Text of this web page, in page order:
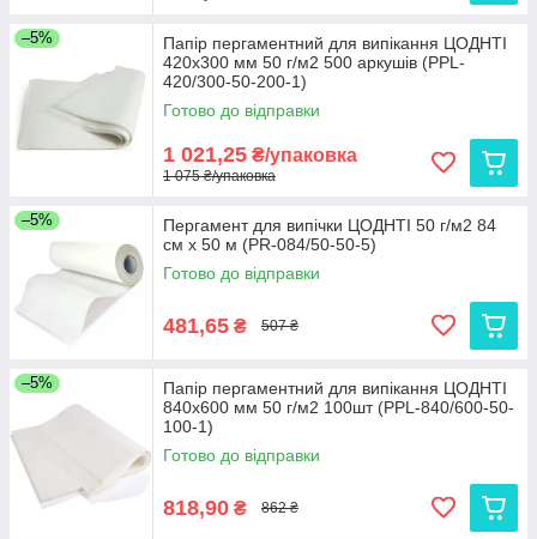
–5%
Папір пергаментний для випікання ЦОДНТІ
420x300 мм 50 г/м2 500 аркушів (PPL-
420/300-50-200-1)
Готово до відправки
1 021,25 ₴/упаковка
1 075 ₴/упаковка
–5%
Пергамент для випічки ЦОДНТІ 50 г/м2 84
см x 50 м (PR-084/50-50-5)
Готово до відправки
481,65 ₴ 507 ₴
–5%
Папір пергаментний для випікання ЦОДНТІ
840x600 мм 50 г/м2 100шт (PPL-840/600-50-
100-1)
Готово до відправки
818,90 ₴ 862 ₴